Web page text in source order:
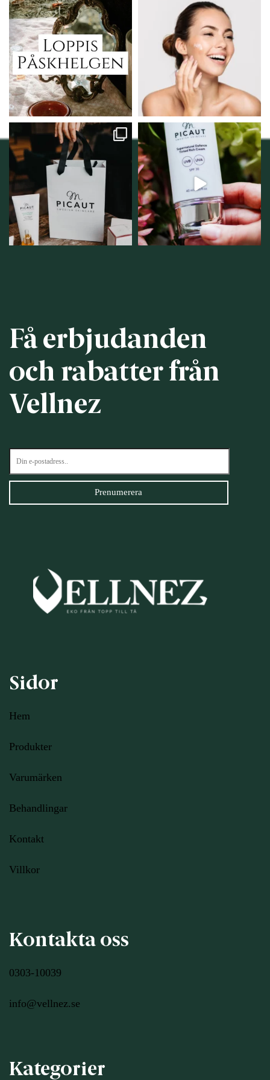
Vi skall ha loppis!
I Vellnez anda;...
6 0
Behandlingserbjudande
februari-mars!
Vi...
0
Vellnez – din
samlingsplats för
personlig handel i
12 0
Njut av solens härliga
strålar men skydda dig...
12 1
Få erbjudanden
och rabatter från
Vellnez
Sidor
Hem
Produkter
Varumärken
Behandlingar
Kontakt
Villkor
Kontakta oss
0303-10039
info@vellnez.se
Kategorier